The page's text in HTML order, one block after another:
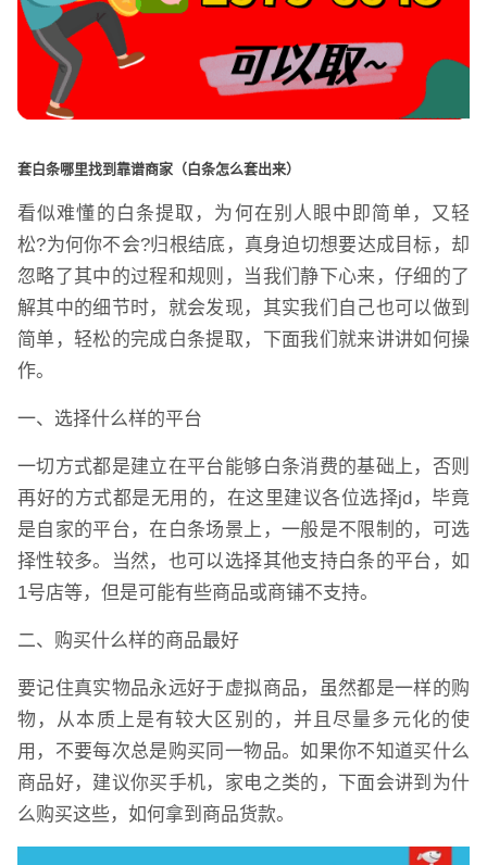
套白条哪里找到靠谱商家（白条怎么套出来）
看似难懂的白条提取，为何在别人眼中即简单，又轻
松?为何你不会?归根结底，真身迫切想要达成目标，却
忽略了其中的过程和规则，当我们静下心来，仔细的了
解其中的细节时，就会发现，其实我们自己也可以做到
简单，轻松的完成白条提取，下面我们就来讲讲如何操
作。
一、选择什么样的平台
一切方式都是建立在平台能够白条消费的基础上，否则
再好的方式都是无用的，在这里建议各位选择jd，毕竟
是自家的平台，在白条场景上，一般是不限制的，可选
择性较多。当然，也可以选择其他支持白条的平台，如
1号店等，但是可能有些商品或商铺不支持。
二、购买什么样的商品最好
要记住真实物品永远好于虚拟商品，虽然都是一样的购
物，从本质上是有较大区别的，并且尽量多元化的使
用，不要每次总是购买同一物品。如果你不知道买什么
商品好，建议你买手机，家电之类的，下面会讲到为什
么购买这些，如何拿到商品货款。